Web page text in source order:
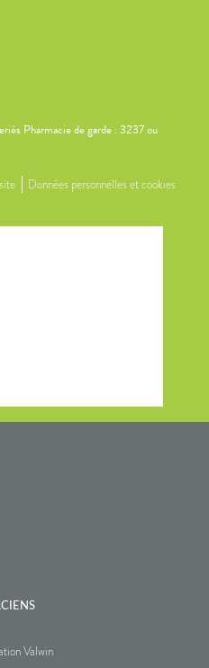
Pharmacie de garde : 3237 ou
Données personnelles et cookies
Valwin